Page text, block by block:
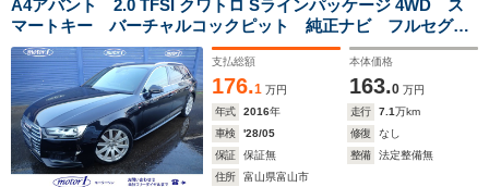
A4アバント 2.0 TFSI クワトロ Sラインパッケージ 4WD ス
マートキー バーチャルコックピット 純正ナビ フルセグ
Bluetooth Bカメラ ETC LED ドラレコ パワーバックド
ア ハーフレザーシート 純正18AW Sラインエアロ パワー
シート 衝突被害軽減ブレーキ
支払総額
176.1 万円
本体価格
163.0 万円
年式
2016年 走行 7.1万km
車検
'28/05 修復
なし
保証
保証無 整備
法定整備無
住所
富山県富山市